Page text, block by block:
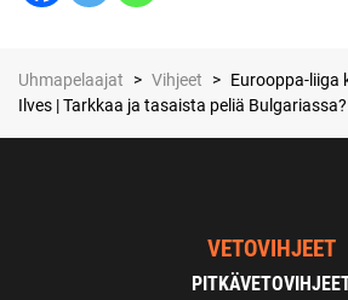
Uhmapelaajat > Vihjeet > Eurooppa-liiga
Ilves | Tarkkaa ja tasaista peliä Bulgariassa?
VETOVIHJEET